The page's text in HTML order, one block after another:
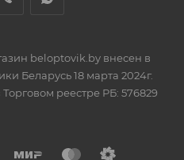
beloptovik.by внесен в
Беларусь 18 марта 2024г.
реестре РБ: 576829